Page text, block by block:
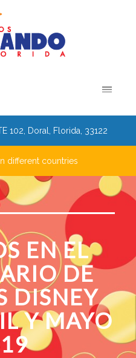
102, Doral, Florida, 33122
different countries
EN EL
DE
DISNEY
Y MAYO